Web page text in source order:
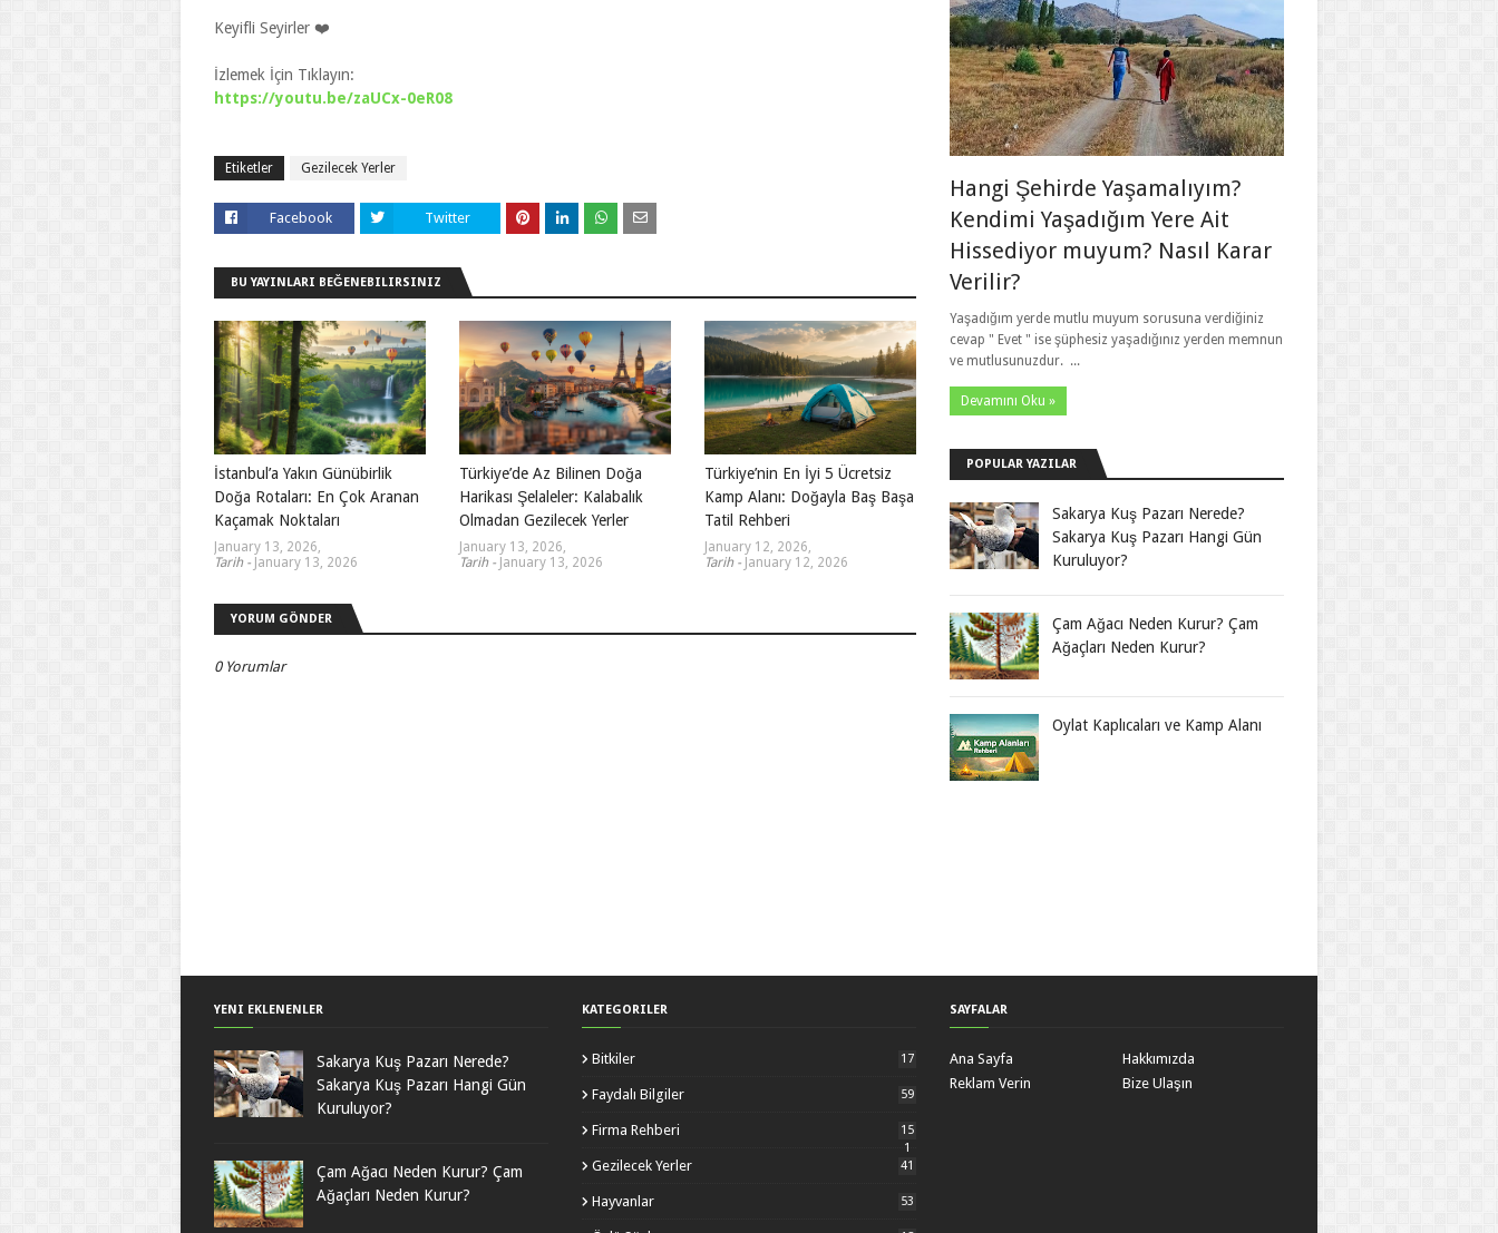
Keyifli Seyirler ❤️
İzlemek İçin Tıklayın:
https://youtu.be/zaUCx-0eR08
Etiketler Gezilecek Yerler
Facebook Twitter
BU YAYINLARI BEĞENEBILIRSINIZ
İstanbul’a Yakın Günübirlik
Doğa Rotaları: En Çok Aranan
Kaçamak Noktaları
January 13, 2026,
Tarih - January 13, 2026
Türkiye’de Az Bilinen Doğa
Harikası Şelaleler: Kalabalık
Olmadan Gezilecek Yerler
January 13, 2026,
Tarih - January 13, 2026
Türkiye’nin En İyi 5 Ücretsiz
Kamp Alanı: Doğayla Baş Başa
Tatil Rehberi
January 12, 2026,
Tarih - January 12, 2026
YORUM GÖNDER
0 Yorumlar
Hangi Şehirde Yaşamalıyım?
Kendimi Yaşadığım Yere Ait
Hissediyor muyum? Nasıl Karar
Verilir?
Yaşadığım yerde mutlu muyum sorusuna verdiğiniz
cevap " Evet " ise şüphesiz yaşadığınız yerden memnun
ve mutlusunuzdur. ...
Devamını Oku »
POPULAR YAZILAR
Sakarya Kuş Pazarı Nerede?
Sakarya Kuş Pazarı Hangi Gün
Kuruluyor?
Çam Ağacı Neden Kurur? Çam
Ağaçları Neden Kurur?
Oylat Kaplıcaları ve Kamp Alanı
YENI EKLENENLER
Sakarya Kuş Pazarı Nerede?
Sakarya Kuş Pazarı Hangi Gün
Kuruluyor?
Çam Ağacı Neden Kurur? Çam
Ağaçları Neden Kurur?
KATEGORILER
Bitkiler 17
Faydalı Bilgiler 59
Firma Rehberi
15
1
Gezilecek Yerler 41
Hayvanlar 53
SAYFALAR
Ana Sayfa
Hakkımızda
Reklam Verin
Bize Ulaşın